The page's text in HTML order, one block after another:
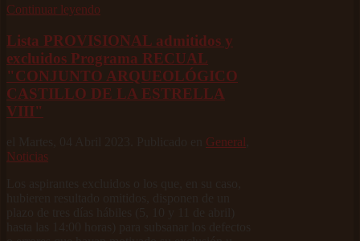
Continuar leyendo
Lista PROVISIONAL admitidos y
excluidos Programa RECUAL
"CONJUNTO ARQUEOLÓGICO
CASTILLO DE LA ESTRELLA
VIII"
General
Noticias